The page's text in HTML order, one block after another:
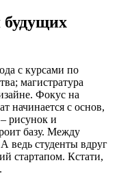
с курсами по
магистратура
Фокус на
начинается с основ,
рисунок и
базу. Между
ведь студенты вдруг
стартапом. Кстати,